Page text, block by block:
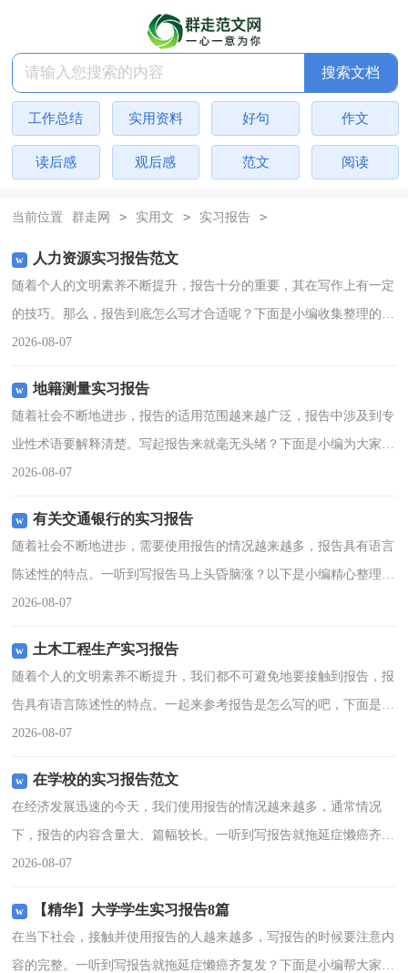
搜索文档
工作总结 实用资料 好句 作文
读后感 观后感 范文 阅读
当前位置 群走网 > 实用文 > 实习报告 >
人力资源实习报告范文
随着个人的文明素养不断提升，报告十分的重要，其在写作上有一定
的技巧。那么，报告到底怎么写才合适呢？下面是小编收集整理的人
力资源实习报告范文，欢迎阅读与收藏。人力资源实习报告范文1今
2026-08-07
地籍测量实习报告
随着社会不断地进步，报告的适用范围越来越广泛，报告中涉及到专
业性术语要解释清楚。写起报告来就毫无头绪？下面是小编为大家整
理的地籍测量实习报告，供大家参考借鉴，希望可以帮助到有需要的
2026-08-07
有关交通银行的实习报告
随着社会不断地进步，需要使用报告的情况越来越多，报告具有语言
陈述性的特点。一听到写报告马上头昏脑涨？以下是小编精心整理的
有关交通银行的实习报告，仅供参考，大家一起来看看吧。有关交通
2026-08-07
土木工程生产实习报告
随着个人的文明素养不断提升，我们都不可避免地要接触到报告，报
告具有语言陈述性的特点。一起来参考报告是怎么写的吧，下面是小
编收集整理的土木工程生产实习报告，欢迎阅读，希望大家能够喜
2026-08-07
在学校的实习报告范文
在经济发展迅速的今天，我们使用报告的情况越来越多，通常情况
下，报告的内容含量大、篇幅较长。一听到写报告就拖延症懒癌齐复
发？下面是小编精心整理的在学校的实习报告范文 ，欢迎阅读，希
2026-08-07
【精华】大学学生实习报告8篇
在当下社会，接触并使用报告的人越来越多，写报告的时候要注意内
容的完整。一听到写报告就拖延症懒癌齐复发？下面是小编帮大家整